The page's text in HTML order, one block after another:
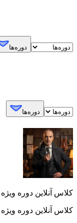
دوره‌ها
دوره‌ها
کلاس آنلاین دوره
کلاس آنلاین دوره